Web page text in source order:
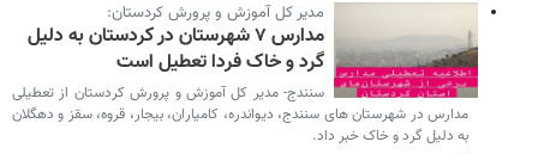
مدیر کل آموزش و پرورش کردستان:
مدارس ۷ شهرستان در کردستان به دلیل
گرد و خاک فردا تعطیل است
سنندج- مدیر کل آموزش و پرورش کردستان از تعطیلی
مدارس در شهرستان های سنندج، دیواندره، کامیاران، بیجار، قروه، سقز و دهگلان
به دلیل گرد و خاک خبر داد.